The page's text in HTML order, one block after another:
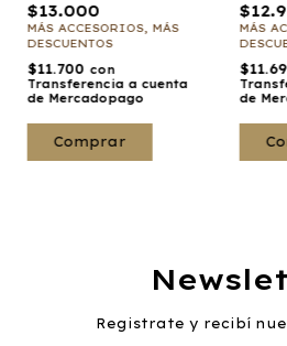
$13.000
MÁS ACCESORIOS, MÁS
DESCUENTOS
$11.700 con
Transferencia a cuenta
de Mercadopago
Comprar
MÁS
de
Registrate y recibí